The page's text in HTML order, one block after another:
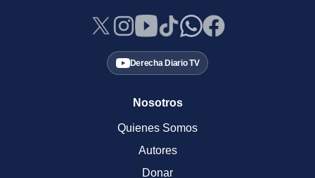
Derecha Diario TV
Nosotros
Quienes Somos
Autores
Donar